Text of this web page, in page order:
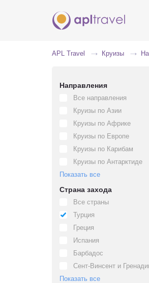
APL Travel Круизы
Направления
Все направления
Круизы по Азии
Круизы по Африке
Круизы по Европе
Круизы по Карибам
Круизы по Антарктиде
Показать все
Страна захода
Все страны
Турция
Греция
Испания
Барбадос
Сент-Винсент и
Показать все